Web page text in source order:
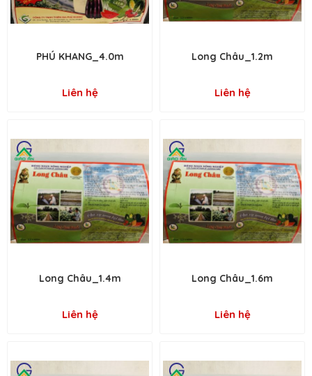
PHÚ KHANG_4.0m
Liên hệ
Long Châu_1.2m
Liên hệ
Long Châu_1.4m
Liên hệ
Long Châu_1.6m
Liên hệ